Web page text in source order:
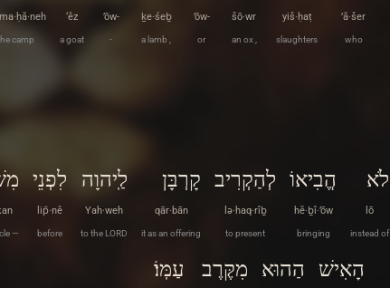
’ă·šer
who
yiš·ḥaṭ
slaughters
šō·wr
an ox ,
’ōw-
or
ḵe·śeḇ
a lamb ,
’ōw-
-
‘êz
a goat
camp
לֹא
lō
instead of
הֱבִיאוֹ
hĕ·ḇî·’ōw
bringing
לְהַקְרִיב
lə·haq·rîḇ
to present
קָרְבָּן
qār·bān
it as an offering
לַֽיהוָה
Yah·weh
to the LORD
לִפְנֵי
lip̄·nê
before
—
הָאִישׁ הַהוּא מִקֶּרֶב עַמּֽוֹ׃